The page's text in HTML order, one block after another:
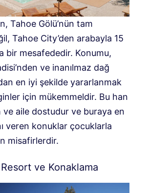
Tahoe Gölü’nün tam
Tahoe City’den arabayla 15
bir mesafededir. Konumu,
ve inanılmaz dağ
en iyi şekilde yararlanmak
için mükemmeldir. Bu han
ve aile dostudur ve buraya en
veren konuklar çocuklarla
misafirlerdir.
ve Konaklama